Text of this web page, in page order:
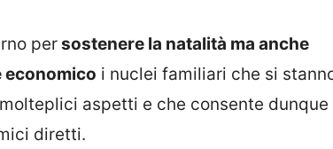
persostenere la natalità ma anche
economico i nuclei familiari che si
aspetti e che consente dunque
diretti.